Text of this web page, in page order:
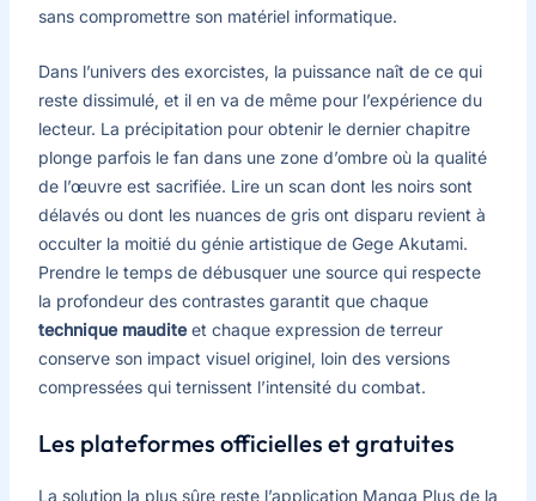
sans compromettre son matériel informatique.
Dans l’univers des exorcistes, la puissance naît de ce qui
reste dissimulé, et il en va de même pour l’expérience du
lecteur. La précipitation pour obtenir le dernier chapitre
plonge parfois le fan dans une zone d’ombre où la qualité
de l’œuvre est sacrifiée. Lire un scan dont les noirs sont
délavés ou dont les nuances de gris ont disparu revient à
occulter la moitié du génie artistique de Gege Akutami.
Prendre le temps de débusquer une source qui respecte
la profondeur des contrastes garantit que chaque
technique mauditeet chaque expression de terreur
conserve son impact visuel originel, loin des versions
compressées qui ternissent l’intensité du combat.
Les plateformes officielles et gratuites
La solution la plus sûre reste l’application Manga Plus de la